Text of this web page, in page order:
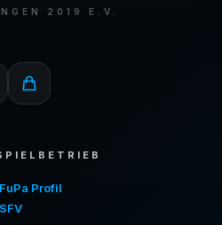
2019 E.V.
FuPa Profil
SFV